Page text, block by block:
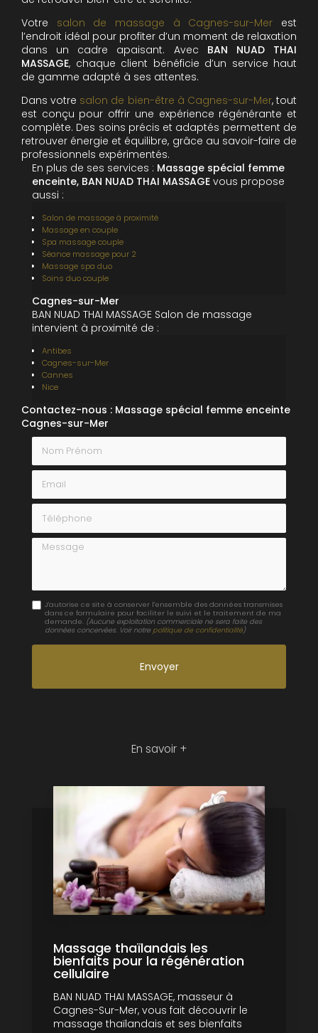
Votre salon de massage à Cagnes-sur-Mer est
l’endroit idéal pour profiter d’un moment de relaxation
dans un cadre apaisant. Avec BAN NUAD THAI
MASSAGE, chaque client bénéficie d’un service haut
de gamme adapté à ses attentes.
Dans votre salon de bien-être à Cagnes-sur-Mer, tout
est conçu pour offrir une expérience régénérante et
complète. Des soins précis et adaptés permettent de
retrouver énergie et équilibre, grâce au savoir-faire de
professionnels expérimentés.
En plus de ses services : Massage spécial femme
enceinte, BAN NUAD THAI MASSAGE vous propose
aussi :
Salon de massage à proximité
Massage en couple
Spa massage couple
Séance massage pour 2
Massage spa duo
Soins duo couple
Cagnes-sur-Mer
BAN NUAD THAI MASSAGE Salon de massage
intervient à proximité de :
Antibes
Cagnes-sur-Mer
Cannes
Nice
Contactez-nous : Massage spécial femme enceinte
Cagnes-sur-Mer
Nom Prénom
Email
Téléphone
Message
J'autorise ce site à conserver l'ensemble des données transmises
dans ce formulaire pour faciliter le suivi et le traitement de ma
demande. (Aucune exploitation commerciale ne sera faite des
données concervées. Voir notre politique de confidentialité)
En savoir +
Massage thaïlandais les
bienfaits pour la régénération
cellulaire
BAN NUAD THAI MASSAGE, masseur à
Cagnes-Sur-Mer, vous fait découvrir le
massage thaïlandais et ses bienfaits